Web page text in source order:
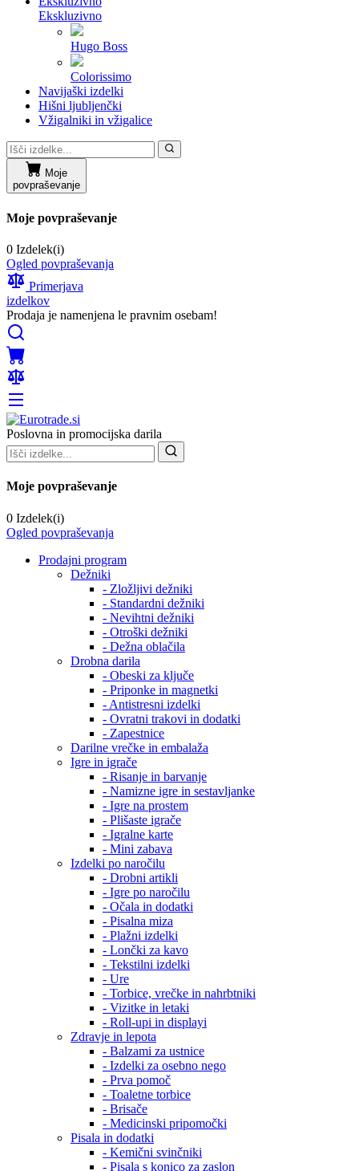
Ekskluzivno
Hugo Boss
Colorissimo
Navijaški izdelki
Hišni ljubljenčki
Vžigalniki in vžigalice
Moje
povpraševanje
Moje povpraševanje
0 Izdelek(i)
Ogled povpraševanja
Primerjava
izdelkov
Prodaja je namenjena le pravnim osebam!
Poslovna in promocijska darila
Moje povpraševanje
0 Izdelek(i)
Ogled povpraševanja
Prodajni program
Dežniki
- Zložljivi dežniki
- Standardni dežniki
- Nevihtni dežniki
- Otroški dežniki
- Dežna oblačila
Drobna darila
- Obeski za ključe
- Priponke in magnetki
- Antistresni izdelki
- Ovratni trakovi in dodatki
- Zapestnice
Darilne vrečke in embalaža
Igre in igrače
- Risanje in barvanje
- Namizne igre in sestavljanke
- Igre na prostem
- Plišaste igrače
- Igralne karte
- Mini zabava
Izdelki po naročilu
- Drobni artikli
- Igre po naročilu
- Očala in dodatki
- Pisalna miza
- Plažni izdelki
- Lončki za kavo
- Tekstilni izdelki
- Ure
- Torbice, vrečke in nahrbtniki
- Vizitke in letaki
- Roll-upi in displayi
Zdravje in lepota
- Balzami za ustnice
- Izdelki za osebno nego
- Prva pomoč
- Toaletne torbice
- Brisače
- Medicinski pripomočki
Pisala in dodatki
- Kemični svinčniki
- Pisala s konico za zaslon